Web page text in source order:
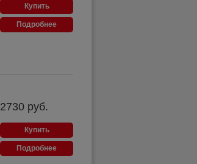
Купить
Подробнее
2730 руб.
Купить
Подробнее